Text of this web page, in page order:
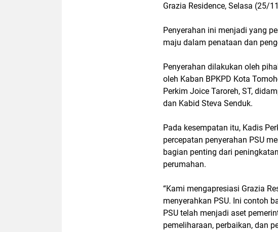
Grazia Residence, Selasa (25/
Penyerahan ini menjadi yang
maju dalam penataan dan
Penyerahan dilakukan oleh
oleh Kaban BPKPD Kota
Perkim Joice Taroreh, ST,
dan Kabid Steva Senduk.
Pada kesempatan itu, Kadis
percepatan penyerahan PSU
bagian penting dari
perumahan.
“Kami mengapresiasi Grazia
menyerahkan PSU. Ini contoh
PSU telah menjadi aset
pemeliharaan, perbaikan, dan